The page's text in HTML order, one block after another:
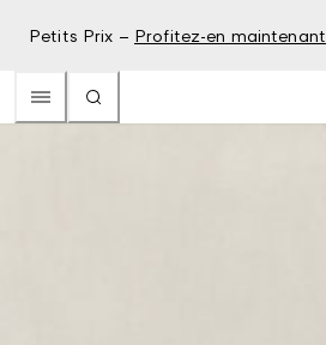
Petits Prix – Profitez-en maintenant